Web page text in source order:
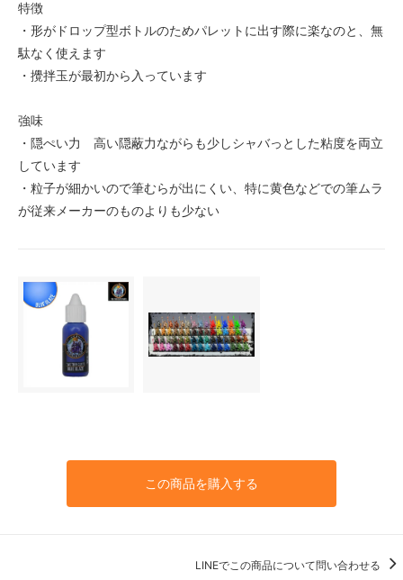
特徴
・形がドロップ型ボトルのためパレットに出す際に楽なのと、無
駄なく使えます
・攪拌玉が最初から入っています
強味
・隠ぺい力 高い隠蔽力ながらも少しシャバっとした粘度を両立
しています
・粒子が細かいので筆むらが出にくい、特に黄色などでの筆ムラ
が従来メーカーのものよりも少ない
この商品を購入する
LINEでこの商品について問い合わせる